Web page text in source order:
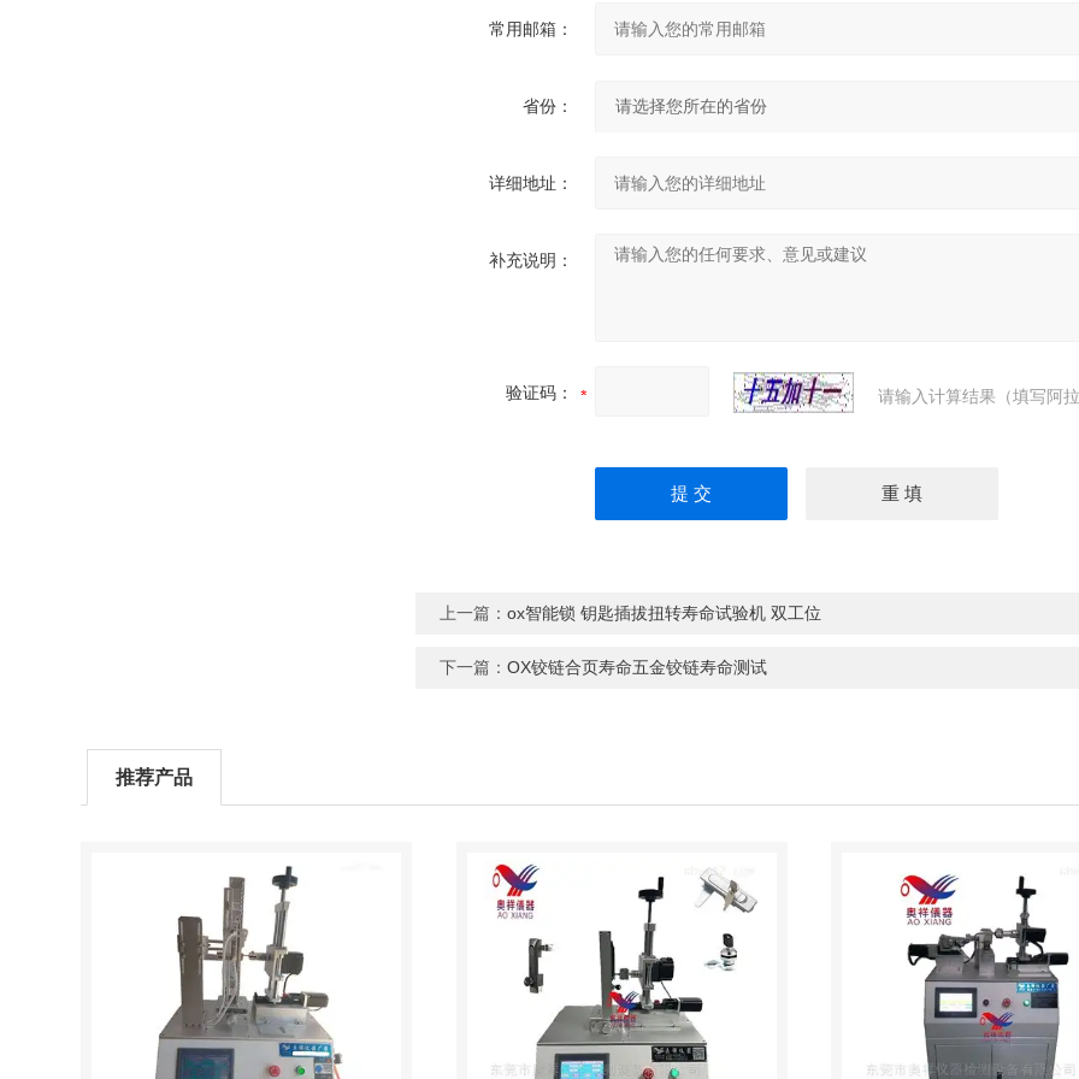
常用邮箱：
省份：
详细地址：
补充说明：
验证码： 请输入计算结果（填写阿
上一篇：ox智能锁 钥匙插拔扭转寿命试验机 双工位
下一篇：OX铰链合页寿命五金铰链寿命测试
推荐产品